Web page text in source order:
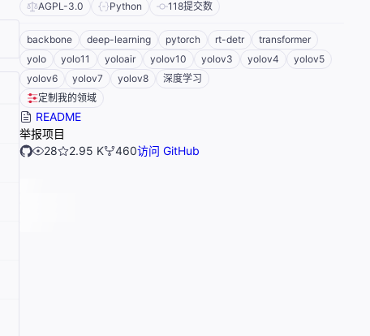
AGPL-3.0 Python 118提交数
backbone deep-learning pytorch rt-detr
transformer
yolo
yolo11 yoloair yolov10 yolov3 yolov4
yolov5
yolov6
yolov7 yolov8
深度学习
定制我的领域
README
举报项目
28
2.95 K 460访问 GitHub